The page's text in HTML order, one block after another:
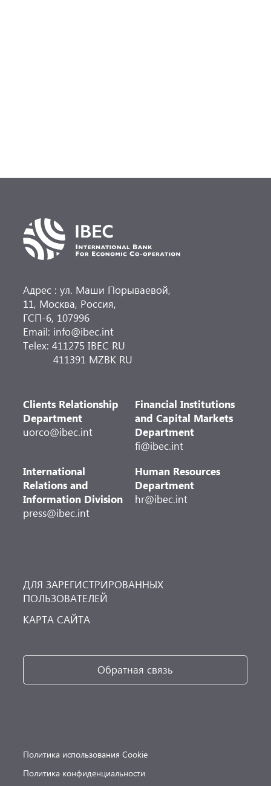
Адрес : ул. Маши Порываевой,
11, Москва, Россия,
ГСП-6, 107996
Email: info@ibec.int
Telex: 411275 IBEC RU
411391 MZBK RU
Clients Relationship
Department
uorco@ibec.int
Financial Institutions
and Capital Markets
Department
fi@ibec.int
International
Relations and
Information Division
press@ibec.int
Human Resources
Department
hr@ibec.int
ДЛЯ ЗАРЕГИСТРИРОВАННЫХ
ПОЛЬЗОВАТЕЛЕЙ
КАРТА САЙТА
Обратная связь
Политика использования Cookie
Политика конфиденциальности